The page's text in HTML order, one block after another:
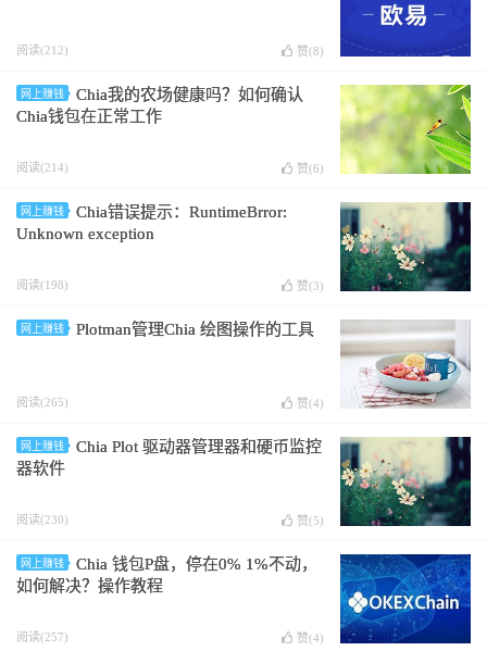
阅读(212) 赞(8)
网上赚钱
Chia我的农场健康吗？如何确认
Chia钱包在正常工作
阅读(214) 赞(6)
网上赚钱
Chia错误提示：RuntimeBrror:
Unknown exception
阅读(198) 赞(3)
网上赚钱 Plotman管理Chia 绘图操作的工具
阅读(265) 赞(4)
网上赚钱
Chia Plot 驱动器管理器和硬币监控
器软件
阅读(230) 赞(5)
网上赚钱
Chia 钱包P盘，停在0% 1%不动，
如何解决？操作教程
阅读(257) 赞(4)